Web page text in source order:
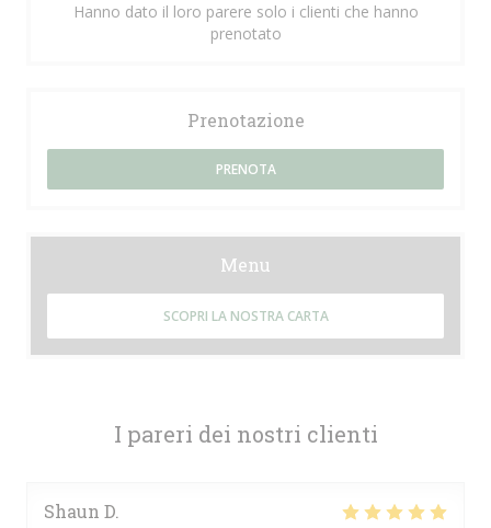
I pareri dei nostri clienti
Shaun D
Hanno dato il loro parere solo i clienti che hanno
prenotato
Prenotazione
PRENOTA
Menu
SCOPRI LA NOSTRA CARTA